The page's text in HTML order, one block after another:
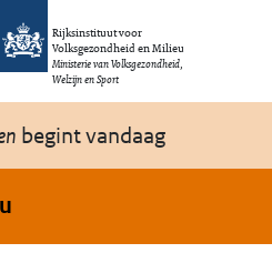
Rijksinstituut voor
Volksgezondheid en Milieu
Ministerie van Volksgezondheid,
Welzijn en Sport
begint vandaag